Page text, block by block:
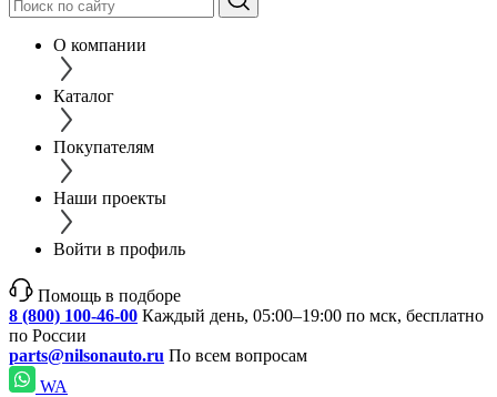
О компании
Каталог
Покупателям
Наши проекты
Войти в профиль
Помощь в подборе
8 (800) 100-46-00 Каждый день, 05:00–19:00 по мск, бесплатно
по России
parts@nilsonauto.ru По всем вопросам
WA